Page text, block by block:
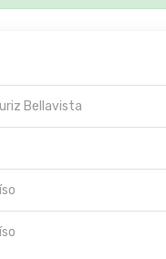
Bellavista